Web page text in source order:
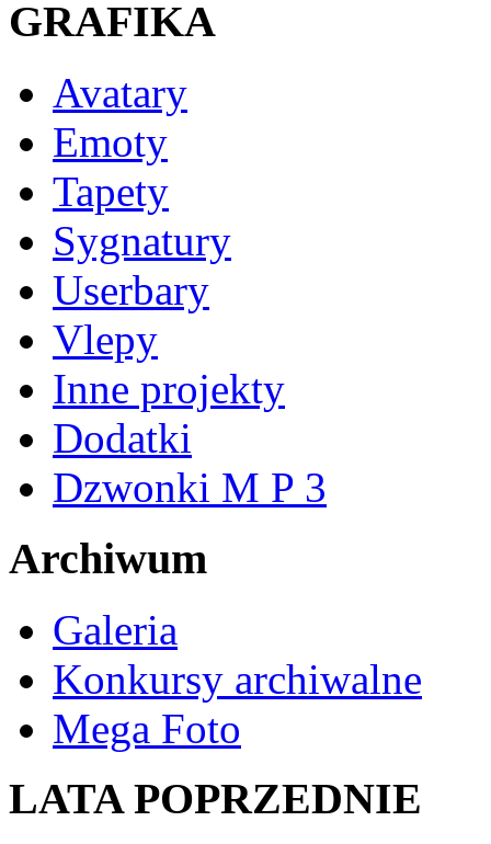
GRAFIKA
Avatary
Emoty
Tapety
Sygnatury
Userbary
Vlepy
Inne projekty
Dodatki
Dzwonki M P 3
Archiwum
Galeria
Konkursy archiwalne
Mega Foto
LATA POPRZEDNIE